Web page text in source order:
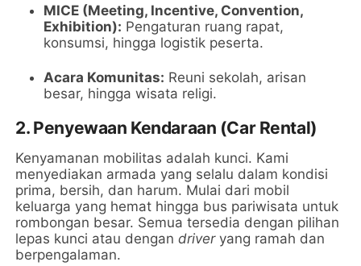
MICE (Meeting, Incentive, Convention,
Exhibition): Pengaturan ruang rapat,
konsumsi, hingga logistik peserta.
Acara Komunitas: Reuni sekolah, arisan
besar, hingga wisata religi.
2. Penyewaan Kendaraan (Car Rental)
Kenyamanan mobilitas adalah kunci. Kami
menyediakan armada yang selalu dalam kondisi
prima, bersih, dan harum. Mulai dari mobil
keluarga yang hemat hingga bus pariwisata untuk
rombongan besar. Semua tersedia dengan pilihan
lepas kunci atau dengandriveryang ramah dan
berpengalaman.